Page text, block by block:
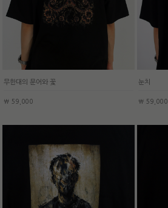
무한대의 문어와 꽃
￦ 59,000
눈치
￦ 59,000